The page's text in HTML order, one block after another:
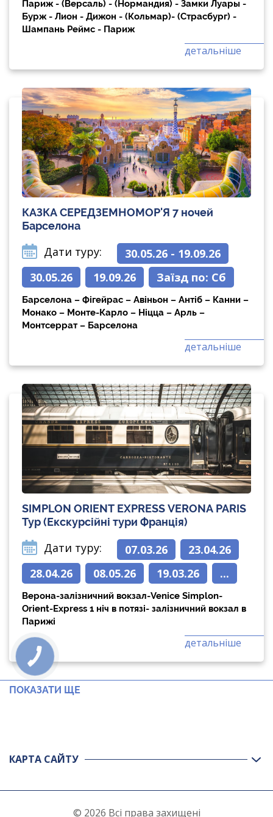
Париж - (Версаль) - (Нормандия) - Замки Луары -
Бурж - Лион - Дижон - (Кольмар)- (Страсбург) -
Шампань Реймс - Париж
детальніше
КАЗКА СЕРЕДЗЕМНОМОР'Я 7 ночей
Барселона
Дати туру:
30.05.26 - 19.09.26
30.05.26
19.09.26 Заїзд по: Сб
Барселона – Фігейрас – Авіньон – Антіб – Канни –
Монако – Монте-Карло – Ніцца – Арль –
Монтсеррат – Барселона
детальніше
SIMPLON ORIENT EXPRESS VERONA PARIS
Тур (Екскурсійні тури Франція)
Дати туру: 07.03.26
23.04.26
28.04.26
08.05.26 19.03.26 ...
Верона-залізничний вокзал-Venice Simplon-
Orient-Express 1 ніч в потязі- залізничний вокзал в
Парижі
детальніше
ПОКАЗАТИ ЩЕ
КАРТА САЙТУ
© 2026 Всі права захищені